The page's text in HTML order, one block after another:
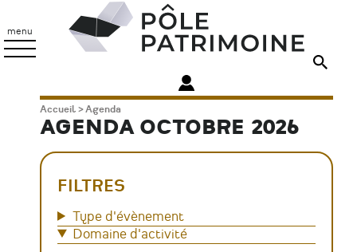
contenu
principal
menu
Patrimoine
Fil
d'Ariane
Accueil Agenda
AGENDA OCTOBRE 2026
FILTRES
Type d'évènement
Domaine d'activité